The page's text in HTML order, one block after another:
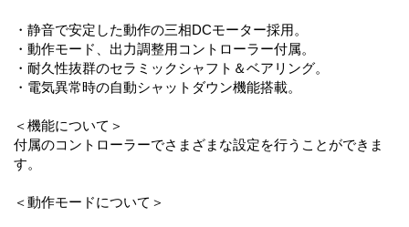
・静音で安定した動作の三相DCモーター採用。
・動作モード、出力調整用コントローラー付属。
・耐久性抜群のセラミックシャフト＆ベアリング。
・電気異常時の自動シャットダウン機能搭載。
＜機能について＞
付属のコントローラーでさまざまな設定を行うことができま
す。
＜動作モードについて＞